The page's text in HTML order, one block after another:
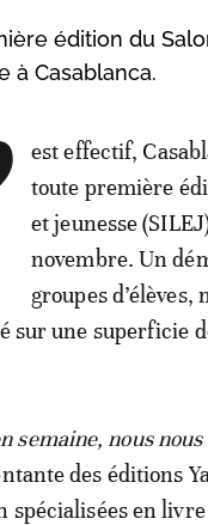
édition du
à Casablanca.
est effectif,
toute première
et jeunesse
novembre. Un
groupes
sur une superficie
semaine, nous
des éditions
spécialisées en